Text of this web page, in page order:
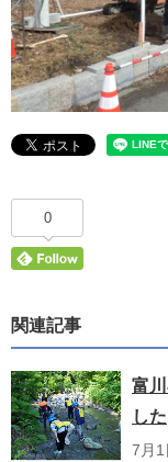
0
関連記事
富
した
7月1